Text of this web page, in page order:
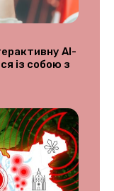
AI-
із собою з